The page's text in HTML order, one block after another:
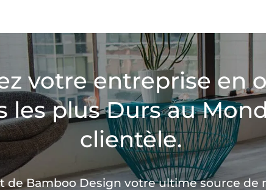
votre entreprise en
les plus Durs au
clientèle.
de Bamboo Design votre ultime source de